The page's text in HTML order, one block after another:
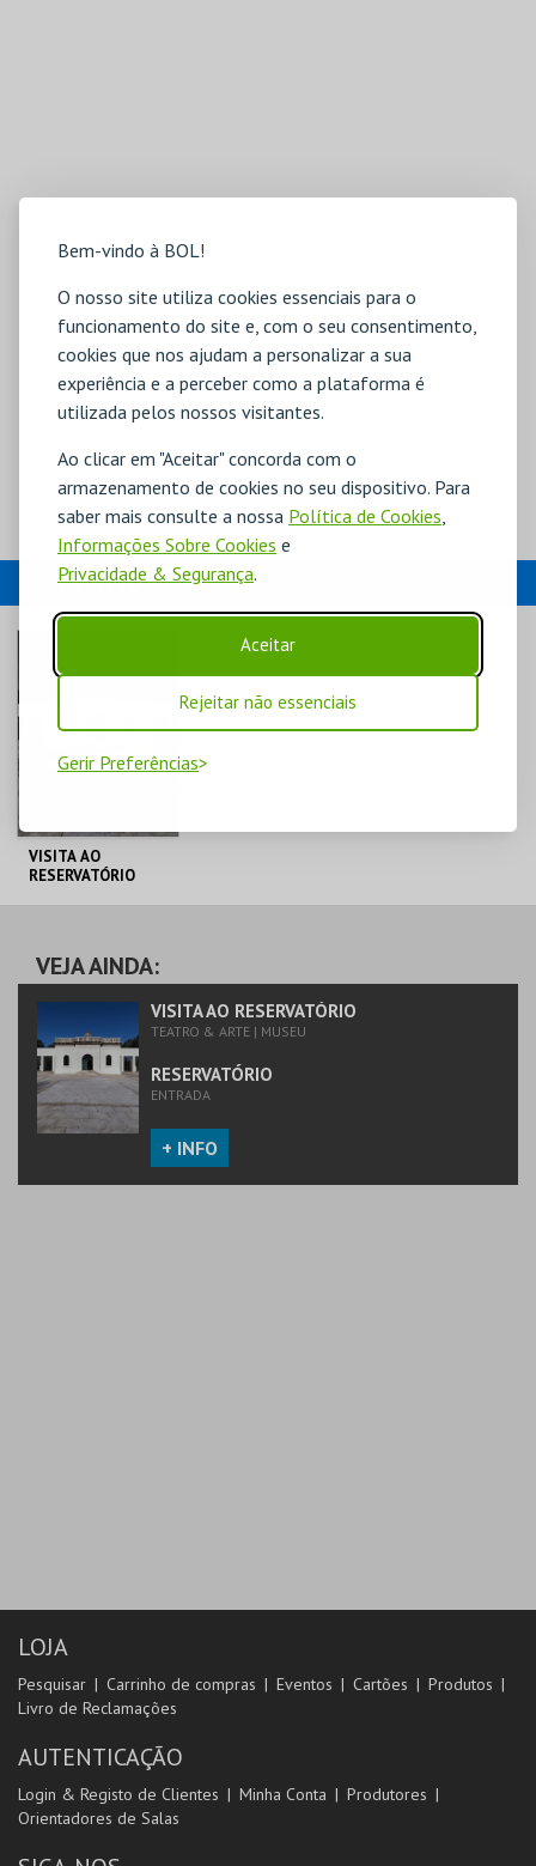
Bem-vindo à BOL!
O nosso site utiliza cookies essenciais para o
funcionamento do site e, com o seu consentimento,
cookies que nos ajudam a personalizar a sua
experiência e a perceber como a plataforma é
utilizada pelos nossos visitantes.
Ao clicar em "Aceitar" concorda com o
armazenamento de cookies no seu dispositivo. Para
saber mais consulte a nossa Política de Cookies,
Informações Sobre Cookies e
Privacidade & Segurança.
Aceitar
Rejeitar não essenciais
Gerir Preferências
EVENTOS
VISITA AO
RESERVATÓRIO
MAIS INFO
COMPRAR
VEJA AINDA:
VISITA AO RESERVATÓRIO
TEATRO & ARTE | MUSEU
RESERVATÓRIO
ENTRADA
+ INFO
LOJA
Pesquisar Carrinho de compras Eventos Cartões
Produtos
Livro de Reclamações
AUTENTICAÇÃO
Login & Registo de Clientes Minha Conta
Produtores
Orientadores de Salas